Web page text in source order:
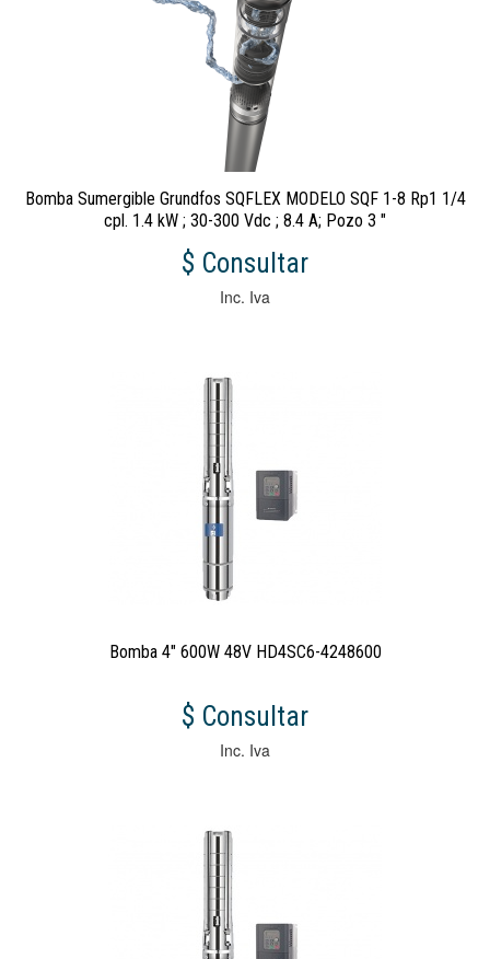
Bomba Sumergible Grundfos SQFLEX MODELO SQF 1-8 Rp1 1/4
cpl. 1.4 kW ; 30-300 Vdc ; 8.4 A; Pozo 3 "
$ Consultar
Inc. Iva
Bomba 4" 600W 48V HD4SC6-4248600
$ Consultar
Inc. Iva